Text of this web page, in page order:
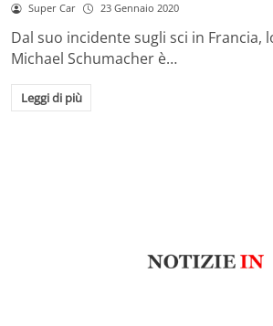
Super Car 23 Gennaio 2020
Dal suo incidente sugli sci in Francia,
Michael Schumacher è…
Leggi di più